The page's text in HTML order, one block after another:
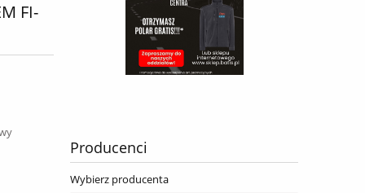
FI-
Producenci
Wybierz producenta